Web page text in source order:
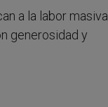
a la labor masiva
generosidad y